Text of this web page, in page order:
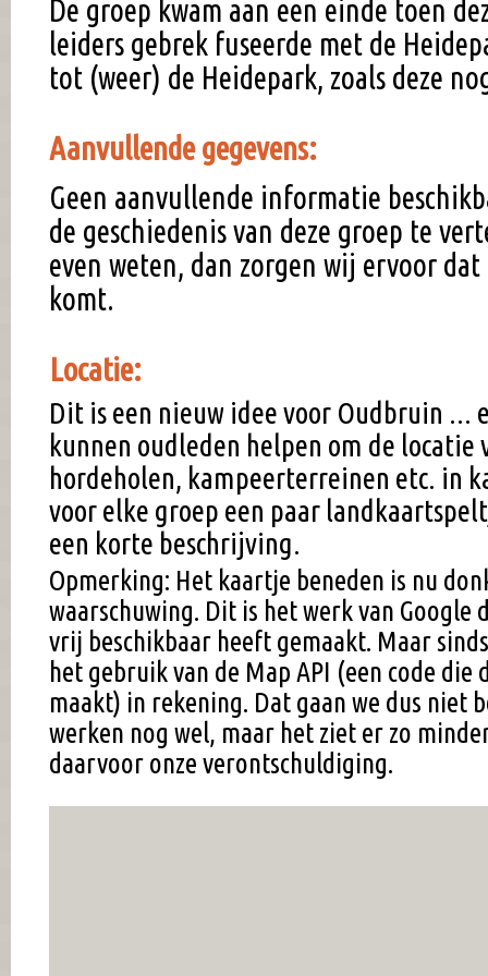
De groep kwam aan een einde toen
leiders gebrek fuseerde met de
tot (weer) de Heidepark, zoals deze
Aanvullende gegevens:
Geen aanvullende informatie
de geschiedenis van deze groep te
even weten, dan zorgen wij ervoor
komt.
Locatie:
Dit is een nieuw idee voor Oudbruin
kunnen oudleden helpen om de locatie
hordeholen, kampeerterreinen etc. in
voor elke groep een paar
een korte beschrijving.
Opmerking: Het kaartje beneden is nu
waarschuwing. Dit is het werk van Google
vrij beschikbaar heeft gemaakt. Maar
het gebruik van de Map API (een code
maakt) in rekening. Dat gaan we dus niet
werken nog wel, maar het ziet er zo
daarvoor onze verontschuldiging.